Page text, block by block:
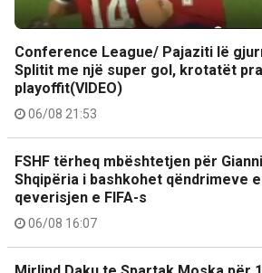
Conference League/ Pajaziti lë
Splitit me një super gol, krotatët
playoffit(VIDEO)
06/08 21:53
FSHF tërheq mbështetjen për
Shqipëria i bashkohet qëndrimeve
qeverisjen e FIFA-s
06/08 16:07